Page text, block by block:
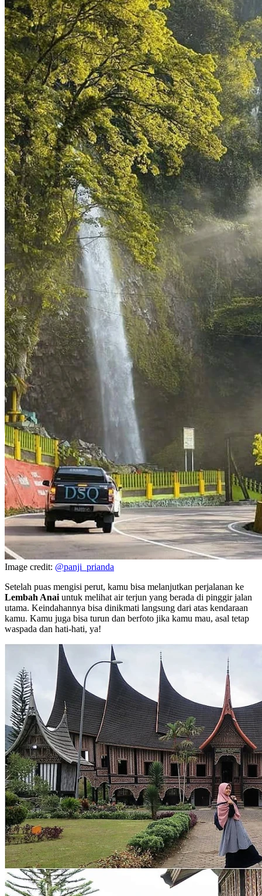
Image credit: @panji_prianda
Setelah puas mengisi perut, kamu bisa melanjutkan perjalanan ke
Lembah Anai untuk melihat air terjun yang berada di pinggir jalan
utama. Keindahannya bisa dinikmati langsung dari atas kendaraan
kamu. Kamu juga bisa turun dan berfoto jika kamu mau, asal tetap
waspada dan hati-hati, ya!